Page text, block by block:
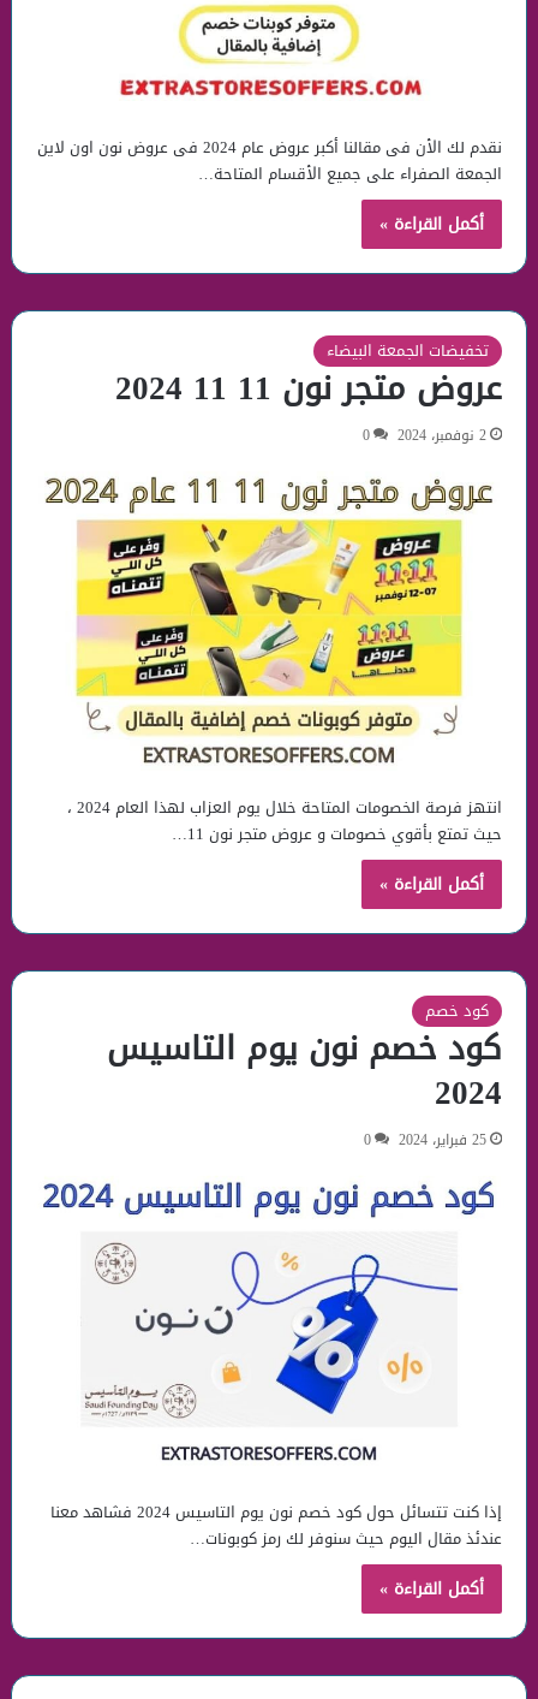
نقدم لك الأن فى مقالنا أكبر عروض عام 2024 فى عروض نون اون لاين​
الجمعة الصفراء على جميع الأقسام المتاحة…
أكمل القراءة »
تخفيضات الجمعة البيضاء
عروض متجر نون 11 11 2024
2 نوفمبر، 2024 0
انتهز فرصة الخصومات المتاحة خلال يوم العزاب لهذا العام 2024 ،
حيث تمتع بأقوي خصومات و عروض متجر نون 11…
أكمل القراءة »
كود خصم
كود خصم نون يوم التاسيس
2024
25 فبراير، 2024 0
إذا كنت تتسائل حول كود خصم نون يوم التاسيس 2024 فشاهد معنا
عندئذ مقال اليوم حيث سنوفر لك رمز كوبونات…
أكمل القراءة »